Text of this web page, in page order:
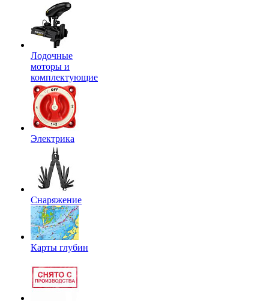
Лодочные
моторы и
комплектующие
Электрика
Снаряжение
Карты глубин